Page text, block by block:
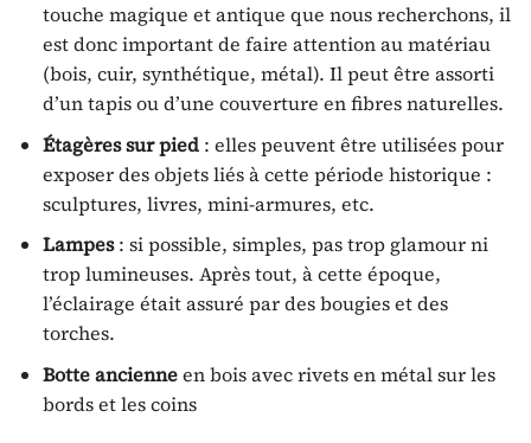
touche magique et antique que nous recherchons, il
est donc important de faire attention au matériau
(bois, cuir, synthétique, métal). Il peut être assorti
d’un tapis ou d’une couverture en fibres naturelles.
Étagères sur pied: elles peuvent être utilisées pour
exposer des objets liés à cette période historique :
sculptures, livres, mini-armures, etc.
Lampes: si possible, simples, pas trop glamour ni
trop lumineuses. Après tout, à cette époque,
l’éclairage était assuré par des bougies et des
torches.
Botte ancienneen bois avec rivets en métal sur les
bords et les coins